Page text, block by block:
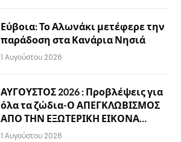
Εύβοια: Το Αλωνάκι μετέφερε την
παράδοση στα Κανάρια Νησιά
1 Αυγούστου 2026
ΑΥΓΟΥΣΤΟΣ 2026 : Προβλέψεις για
όλα τα ζώδια-Ο ΑΠΕΓΚΛΩΒΙΣΜΟΣ
ΑΠΟ ΤΗΝ ΕΞΩΤΕΡΙΚΗ ΕΙΚΟΝΑ…
1 Αυγούστου 2026